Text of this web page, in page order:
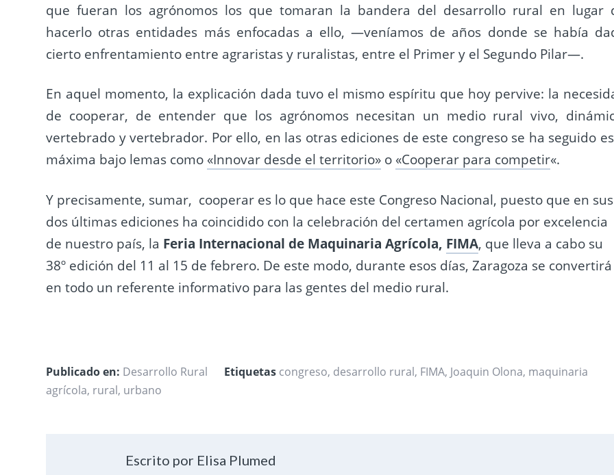
que fueran los agrónomos los que tomaran la bandera del desarrollo rural en lugar
hacerlo otras entidades más enfocadas a ello, —veníamos de años donde se había
cierto enfrentamiento entre agraristas y ruralistas, entre el Primer y el Segundo Pilar—.
En aquel momento, la explicación dada tuvo el mismo espíritu que hoy pervive: la
de cooperar, de entender que los agrónomos necesitan un medio rural vivo,
vertebrado y vertebrador. Por ello, en las otras ediciones de este congreso se ha seguido
máxima bajo lemas como «Innovar desde el territorio» o «Cooperar para competir«.
Y precisamente, sumar, cooperar es lo que hace este Congreso Nacional, puesto que en sus
dos últimas ediciones ha coincidido con la celebración del certamen agrícola por excelencia
de nuestro país, la Feria Internacional de Maquinaria Agrícola, FIMA, que lleva a cabo su
38º edición del 11 al 15 de febrero. De este modo, durante esos días, Zaragoza se convertirá
en todo un referente informativo para las gentes del medio rural.
Publicado en: Desarrollo Rural Etiquetas congreso, desarrollo rural, FIMA, Joaquin Olona, maquinaria
agrícola, rural, urbano
Escrito por Elisa Plumed